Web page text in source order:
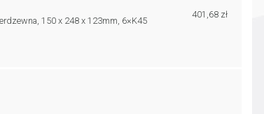
150 x 248 x 123mm, 6×K45
401,68 zł